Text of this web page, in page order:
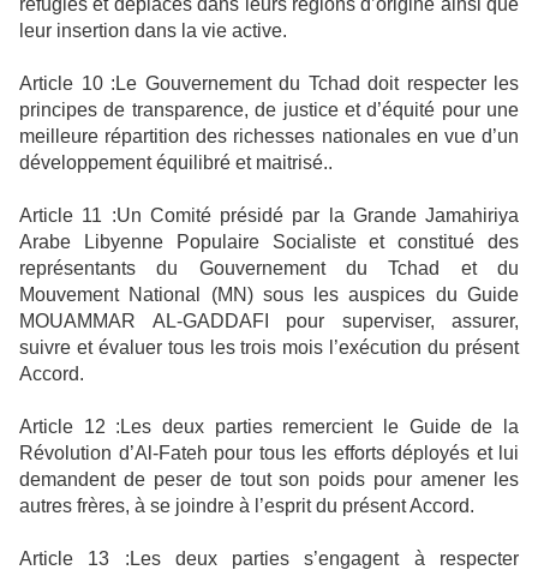
réfugiés et déplacés dans leurs régions d’origine ainsi que
leur insertion dans la vie active.
Article 10 :Le Gouvernement du Tchad doit respecter les
principes de transparence, de justice et d’équité pour une
meilleure répartition des richesses nationales en vue d’un
développement équilibré et maitrisé..
Article 11 :Un Comité présidé par la Grande Jamahiriya
Arabe Libyenne Populaire Socialiste et constitué des
représentants du Gouvernement du Tchad et du
Mouvement National (MN) sous les auspices du Guide
MOUAMMAR AL-GADDAFI pour superviser, assurer,
suivre et évaluer tous les trois mois l’exécution du présent
Accord.
Article 12 :Les deux parties remercient le Guide de la
Révolution d’Al-Fateh pour tous les efforts déployés et lui
demandent de peser de tout son poids pour amener les
autres frères, à se joindre à l’esprit du présent Accord.
Article 13 :Les deux parties s’engagent à respecter